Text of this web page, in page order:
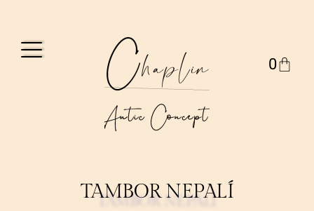
0
TAMBOR NEPALÍ
TAMBOR NEPALÍ